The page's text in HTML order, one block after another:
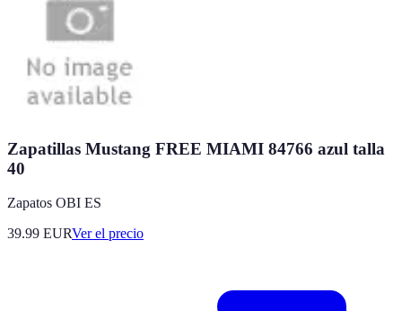
Zapatillas Mustang FREE MIAMI 84766 azul talla
40
Zapatos OBI ES
39.99 EURVer el precio